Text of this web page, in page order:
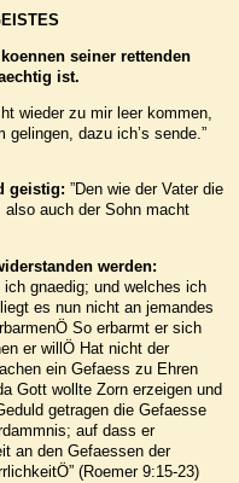
seiner rettenden
ist.
wieder zu mir leer kommen,
dazu ich’s sende.”
geistig: ”Den wie der Vater die
auch der Sohn macht
werden:
gnaedig; und welches ich
es nun nicht an jemandes
So erbarmt er sich
er willÖ Hat nicht der
ein Gefaess zu Ehren
Gott wollte Zorn erzeigen und
getragen die Gefaesse
auf dass er
an den Gefaessen der
(Roemer 9:15-23)